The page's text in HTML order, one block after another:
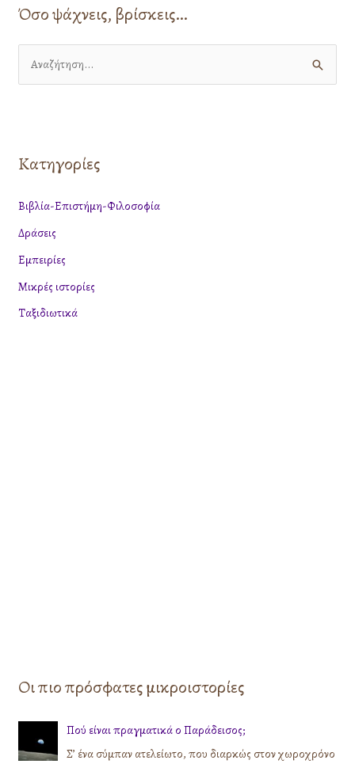
Όσο ψάχνεις, βρίσκεις…
ή
η
σ
η
γ
ι
Κατηγορίες
Βιβλία-Επιστήμη-Φιλοσοφία
Δράσεις
Εμπειρίες
Μικρές ιστορίες
Ταξιδιωτικά
Οι πιο πρόσφατες μικροιστορίες
Πού είναι πραγματικά ο Παράδεισος;
Σ’ ένα σύμπαν ατελείωτο, που διαρκώς στον χωροχρόνο